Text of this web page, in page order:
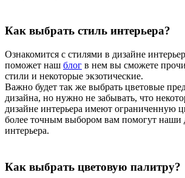
Как выбрать стиль интерьера?
Ознакомится с стилями в дизайне
поможет наш блог в нем вы сможете
стили и некоторые экзотические.
Важно будет так же выбрать цветовые
дизайна, но нужно не забывать, что
дизайне интерьера имеют ограниченную
более точным выбором вам помогут наши
интерьера.
Как выбрать цветовую палитру?